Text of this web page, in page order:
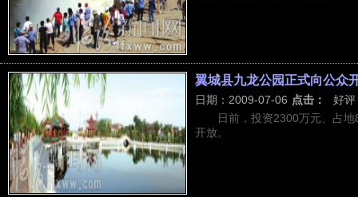
翼城县九龙公园正式向公众
日期：2009-07-06 点击：
好评
日前，投资2300万元、占
开放。